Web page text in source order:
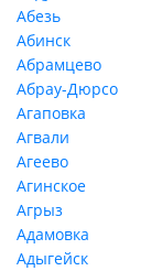
Абезь
Абинск
Абрамцево
Абрау-Дюрсо
Агаповка
Агвали
Агеево
Агинское
Агрыз
Адамовка
Адыгейск